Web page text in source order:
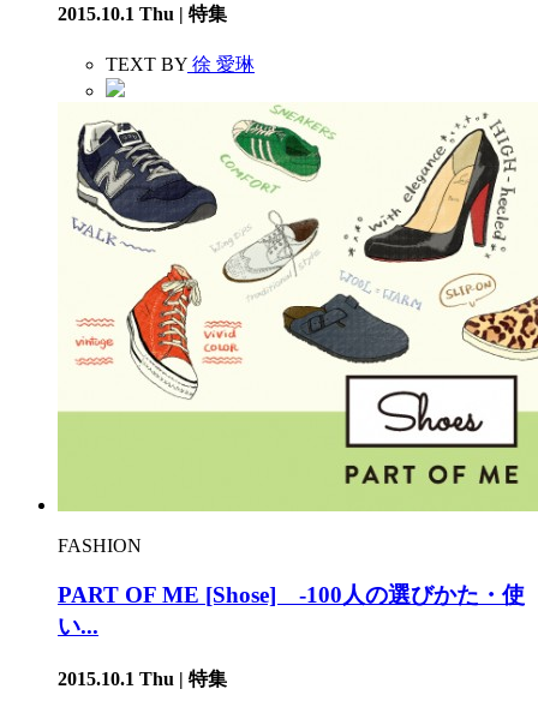
2015.10.1 Thu | 特集
TEXT BY 徐 愛琳
FASHION
PART OF ME [Shose] -100人の選びかた・使
い...
2015.10.1 Thu | 特集